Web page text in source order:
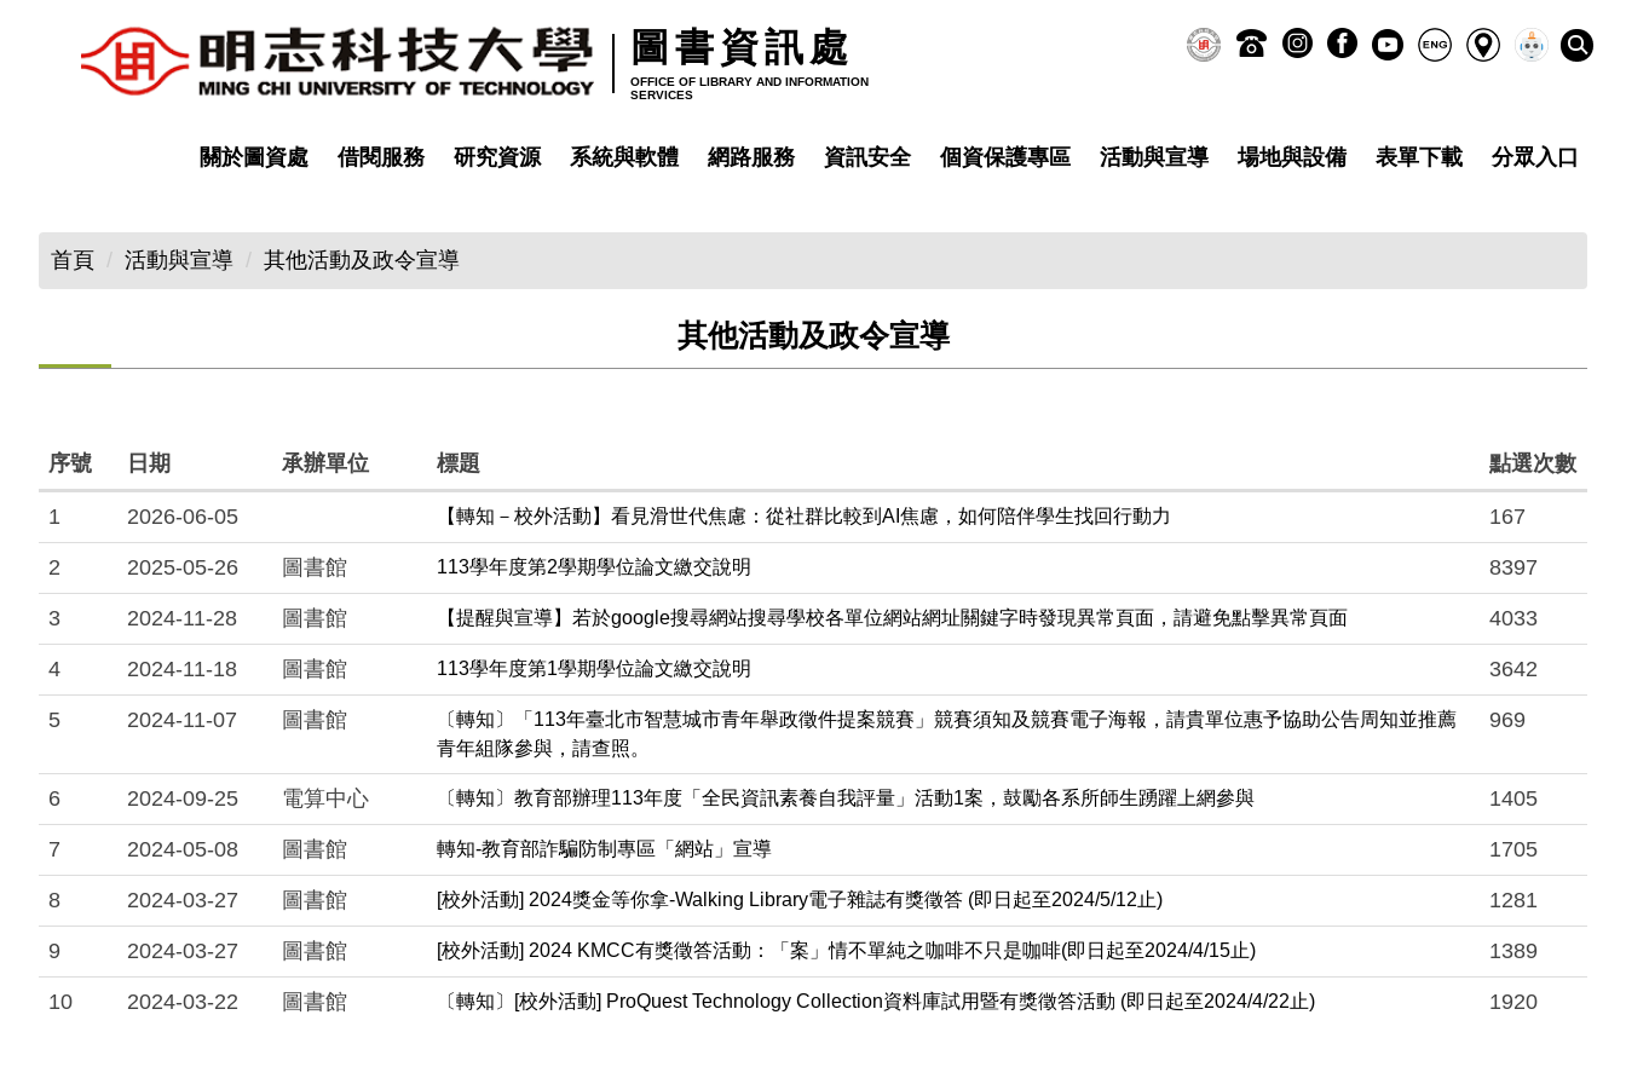
圖書資訊處
OFFICE OF LIBRARY AND INFORMATION
SERVICES
關於圖資處 借閱服務 研究資源 系統與軟體 網路服務 資訊安全 個資保護專區 活動與宣導 場地與設備 表單下載 分眾入口
首頁 活動與宣導 其他活動及政令宣導
其他活動及政令宣導
序號 日期 承辦單位 標題 點選次數
1 2026-06-05 【轉知－校外活動】看見滑世代焦慮：從社群比較到AI焦慮，如何陪伴學生找回行動力 167
2 2025-05-26 圖書館 113學年度第2學期學位論文繳交說明 8397
3 2024-11-28 圖書館 【提醒與宣導】若於google搜尋網站搜尋學校各單位網站網址關鍵字時發現異常頁面，請避免點擊異常頁面 4033
4 2024-11-18 圖書館 113學年度第1學期學位論文繳交說明 3642
5 2024-11-07 圖書館
〔轉知〕「113年臺北市智慧城市青年舉政徵件提案競賽」競賽須知及競賽電子海報，請貴單位惠予協助公告周知並推薦
青年組隊參與，請查照。
969
6 2024-09-25 電算中心 〔轉知〕教育部辦理113年度「全民資訊素養自我評量」活動1案，鼓勵各系所師生踴躍上網參與 1405
7 2024-05-08 圖書館 轉知-教育部詐騙防制專區「網站」宣導 1705
8 2024-03-27 圖書館 [校外活動] 2024獎金等你拿-Walking Library電子雜誌有獎徵答 (即日起至2024/5/12止) 1281
9 2024-03-27 圖書館 [校外活動] 2024 KMCC有獎徵答活動：「案」情不單純之咖啡不只是咖啡(即日起至2024/4/15止) 1389
10 2024-03-22 圖書館 〔轉知〕[校外活動] ProQuest Technology Collection資料庫試用暨有獎徵答活動 (即日起至2024/4/22止) 1920